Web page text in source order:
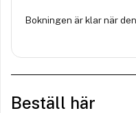
Bokningen är klar när
Beställ här